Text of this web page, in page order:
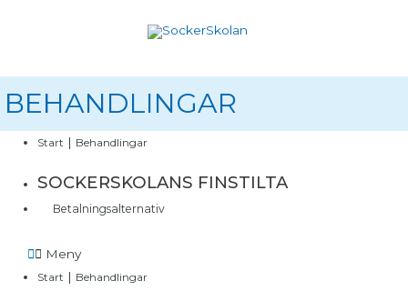
BEHANDLINGAR
Start | Behandlingar
SOCKERSKOLANS FINSTILTA
Betalningsalternativ
Meny
Start | Behandlingar